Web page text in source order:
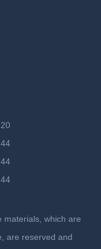
materials, which are
are reserved and